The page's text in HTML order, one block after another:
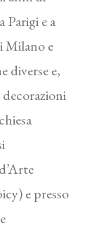
Parigi e a
Milano e
diverse e,
e presso